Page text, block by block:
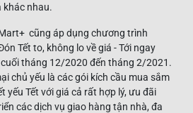
khác nhau.
cũng áp dụng chương trình
Tết to, không lo về giá - Tới ngay
tháng 12/2020 đến tháng 2/2021.
chủ yếu là các gói kích cầu mua sắm
yếu Tết với giá cả rất hợp lý, ưu đãi
các dịch vụ giao hàng tận nhà, đa